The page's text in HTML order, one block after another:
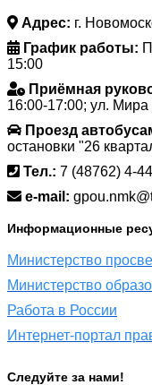
Адрес: г.
График работы:
15:00
Приёмная
16:00-17:00; ул.
Проезд
остановки "26
Тел.: 7 (48762) 4-
e-mail:
Информационные
Министерство
Министерство
Работа в России
Интернет-портал
Следуйте за нами!